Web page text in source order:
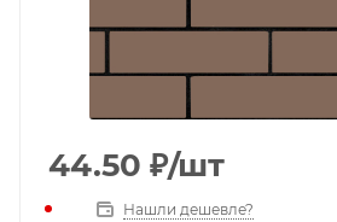
44.50 ₽/шт
Нашли дешевле?